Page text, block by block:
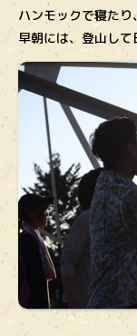
ハンモックで寝た
早朝には、登山して